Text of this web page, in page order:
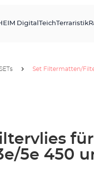
Digital TeichTerraristik
Set Filtermatten/
für
5e 450